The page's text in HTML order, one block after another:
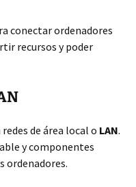
conectar ordenadores
recursos y poder
de área local o LAN.
y componentes
ordenadores.